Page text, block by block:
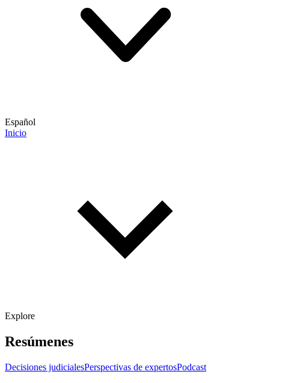
Español
Inicio
Explore
Resúmenes
Decisiones judicialesPerspectivas de expertosPodcast